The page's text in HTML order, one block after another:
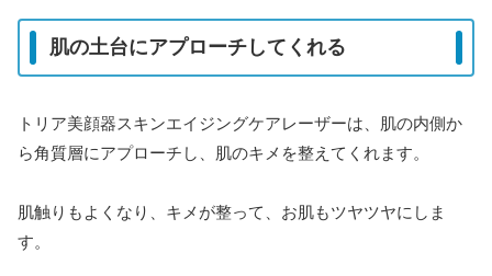
肌の土台にアプローチしてくれる
トリア美顔器スキンエイジングケアレーザーは、肌の内側か
ら角質層にアプローチし、肌のキメを整えてくれます。
肌触りもよくなり、キメが整って、お肌もツヤツヤにしま
す。